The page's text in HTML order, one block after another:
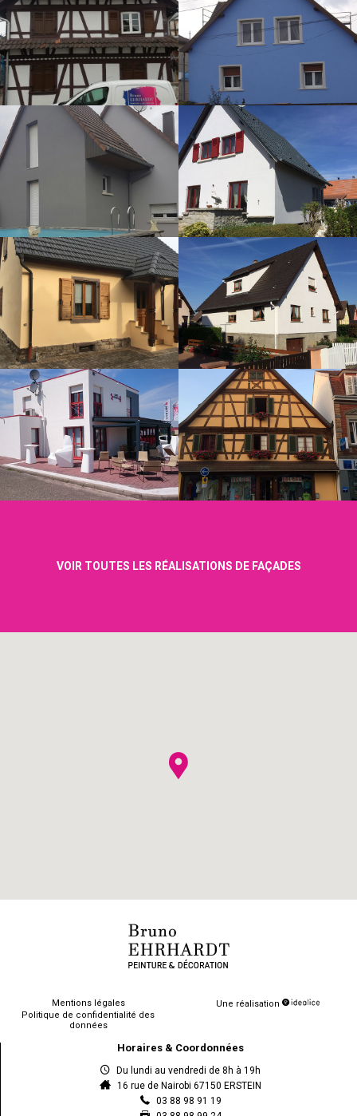
VOIR TOUTES LES RÉALISATIONS DE FAÇADES
Mentions légales
Politique de confidentialité des
données
Une réalisation
Horaires & Coordonnées
Du lundi au vendredi de 8h à 19h
16 rue de Nairobi 67150 ERSTEIN
03 88 98 91 19